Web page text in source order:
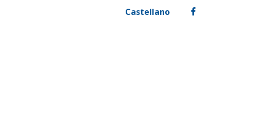
Castellano facebook